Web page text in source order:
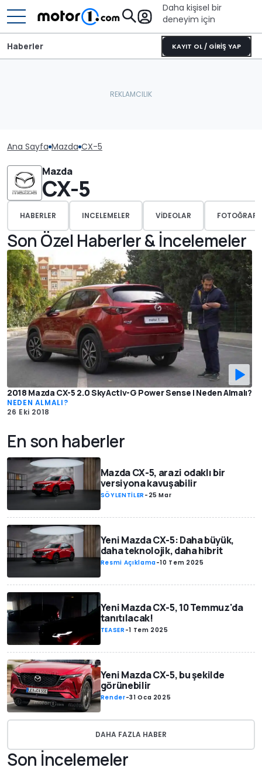
Daha kişisel bir
deneyim için
KAYIT OL / GİRİŞ YAP
Haberler
Ana Sayfa Mazda CX-5
Mazda
CX-5
HABERLER INCELEMELER VIDEOLAR
Son Özel Haberler & İncelemeler
2018 Mazda CX-5 2.0 SkyActiv-G Power Sense | Neden Almalı?
NEDEN ALMALI?
26 Eki 2018
En son haberler
Mazda CX-5, arazi odaklı bir
versiyona kavuşabilir
SÖYLENTİLER - 25 Mar
Yeni Mazda CX-5: Daha büyük,
daha teknolojik, daha hibrit
Resmi Açıklama-10 Tem 2025
Yeni Mazda CX-5, 10 Temmuz'da
tanıtılacak!
TEASER -1 Tem 2025
Yeni Mazda CX-5, bu şekilde
görünebilir
Render-31 Oca 2025
DAHA FAZLA HABER
Son İncelemeler